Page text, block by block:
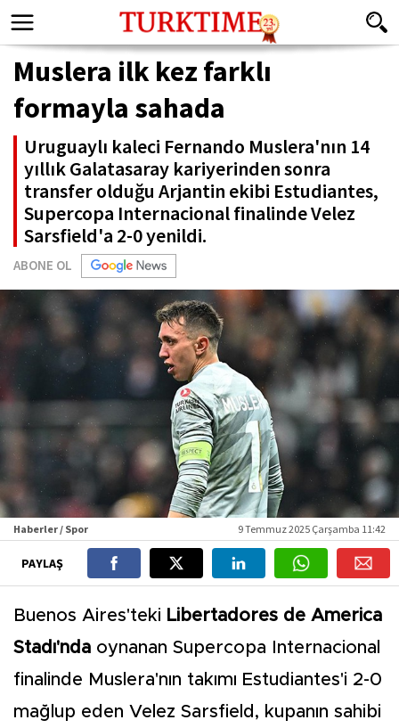
Muslera ilk kez farklı
formayla sahada
Uruguaylı kaleci Fernando Muslera'nın 14
yıllık Galatasaray kariyerinden sonra
transfer olduğu Arjantin ekibi Estudiantes,
Supercopa Internacional finalinde Velez
Sarsfield'a 2-0 yenildi.
ABONE OL
Haberler / Spor 9 Temmuz 2025 Çarşamba 11:42
PAYLAŞ
Buenos Aires'teki Libertadores de America
Stadı'nda oynanan Supercopa Internacional
finalinde Muslera'nın takımı Estudiantes'i 2-0
mağlup eden Velez Sarsfield, kupanın sahibi